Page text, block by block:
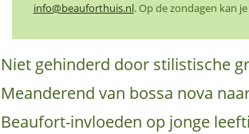
info@beauforthuis.nl. Op de zondagen kan
Niet gehinderd door stilistische
Meanderend van bossa nova
Beaufort-invloeden op jonge